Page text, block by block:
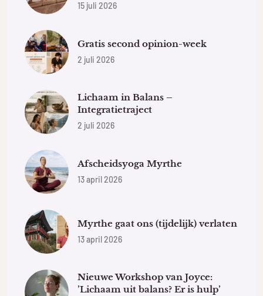
15 juli 2026
Gratis second opinion-week
2 juli 2026
Lichaam in Balans –
Integratietraject
2 juli 2026
Afscheidsyoga Myrthe
13 april 2026
Myrthe gaat ons (tijdelijk) verlaten
13 april 2026
Nieuwe Workshop van Joyce:
’Lichaam uit balans? Er is hulp’